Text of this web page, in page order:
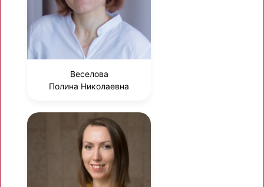
Веселова
Полина Николаевна